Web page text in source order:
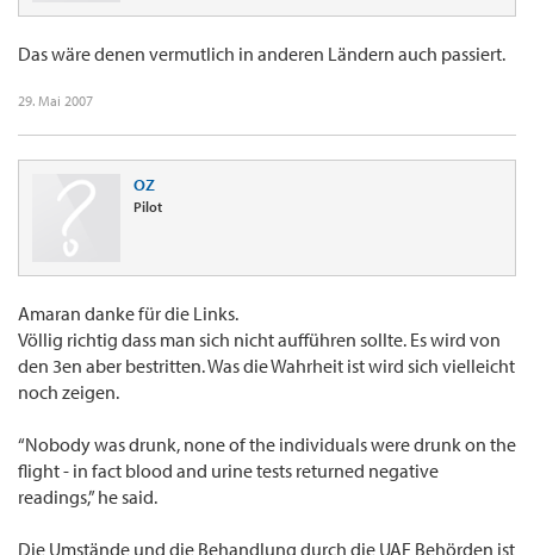
Das wäre denen vermutlich in anderen Ländern auch passiert.
29. Mai 2007
OZ
Pilot
Amaran danke für die Links.
Völlig richtig dass man sich nicht aufführen sollte. Es wird von
den 3en aber bestritten. Was die Wahrheit ist wird sich vielleicht
noch zeigen.
“Nobody was drunk, none of the individuals were drunk on the
flight - in fact blood and urine tests returned negative
readings,” he said.
Die Umstände und die Behandlung durch die UAE Behörden ist